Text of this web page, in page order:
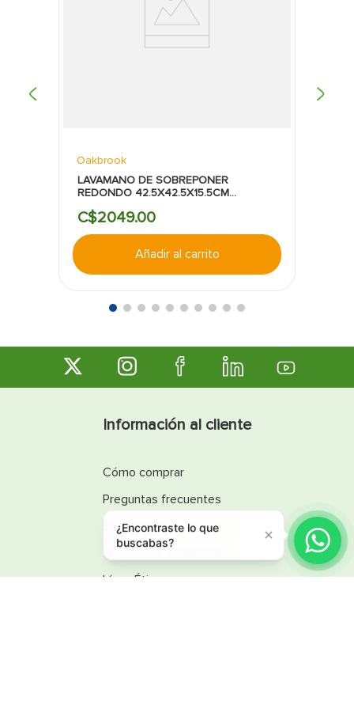
¿Encontraste lo que
buscabas?
Oakbrook
LAVAMANO DE SOBREPONER
REDONDO 42.5X42.5X15.5CM
C$2049.00
Añadir al carrito
Información al cliente
Cómo comprar
Preguntas frecuentes
Sugerencias y reclamos
Términos y condiciones
Línea Ética